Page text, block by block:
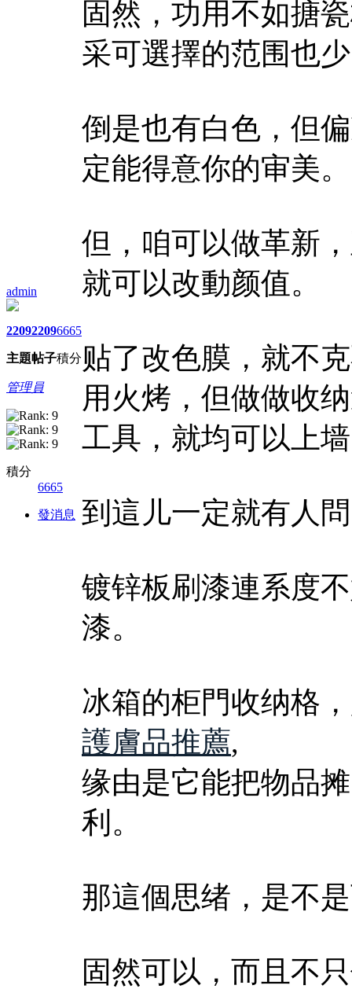
admin
2209
主題
2209
帖子
6665
積分
管理員
積分
6665
發消息
固然，功用不如搪
采可選擇的范围也
倒是也有白色，但
定能得意你的审美。
但，咱可以做革新
就可以改動颜值。
贴了改色膜，就不
用火烤，但做做收
工具，就均可以上
到這儿一定就有人
镀锌板刷漆連系度
漆。
冰箱的柜門收纳格
護膚品推薦,
缘由是它能把物品
利。
那這個思绪，是不
固然可以，而且不